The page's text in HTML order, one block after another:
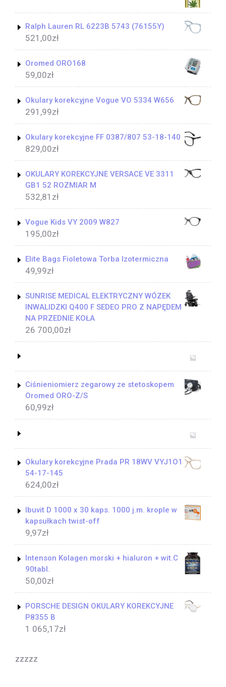
Ralph Lauren RL 6223B 5743 (76155Y)
521,00zł
Oromed ORO168
59,00zł
Okulary korekcyjne Vogue VO 5334 W656
291,99zł
Okulary korekcyjne FF 0387/807 53-18-140
829,00zł
OKULARY KOREKCYJNE VERSACE VE 3311
GB1 52 ROZMIAR M
532,81 zł
Vogue Kids VY 2009 W827
195,00zł
Elite Bags Fioletowa Torba Izotermiczna
49,99zł
SUNRISE MEDICAL ELEKTRYCZNY WÓZEK
INWALIDZKI Q400 F SEDEO PRO Z NAPĘDEM
NA PRZEDNIE KOŁA
26 700,00zł
Ciśnieniomierz zegarowy ze stetoskopem
Oromed ORO-Z/S
60,99zł
Okulary korekcyjne Prada PR 18WV VYJ1O1
54-17-145
624,00zł
Ibuvit D 1000 x 30 kaps. 1000 j.m. krople w
kapsułkach twist-off
9,97zł
Intenson Kolagen morski + hialuron + wit.C
90tabl.
50,00zł
PORSCHE DESIGN OKULARY KOREKCYJNE
P8355 B
1 065,17zł
zzzzz